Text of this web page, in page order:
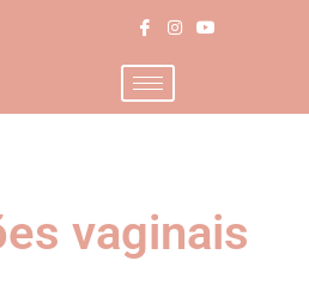
vaginais